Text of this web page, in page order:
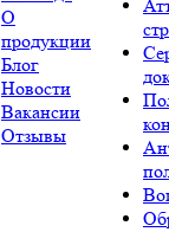
О
продукции
Блог
Новости
Вакансии
Отзывы